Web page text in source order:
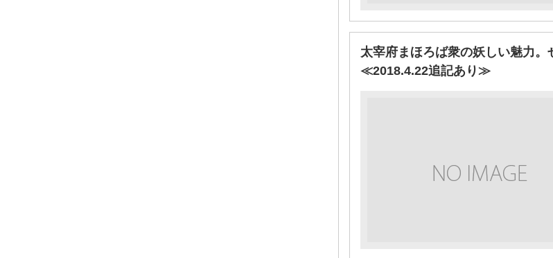
太宰府まほろば衆の妖しい魅力。
≪2018.4.22追記あり≫